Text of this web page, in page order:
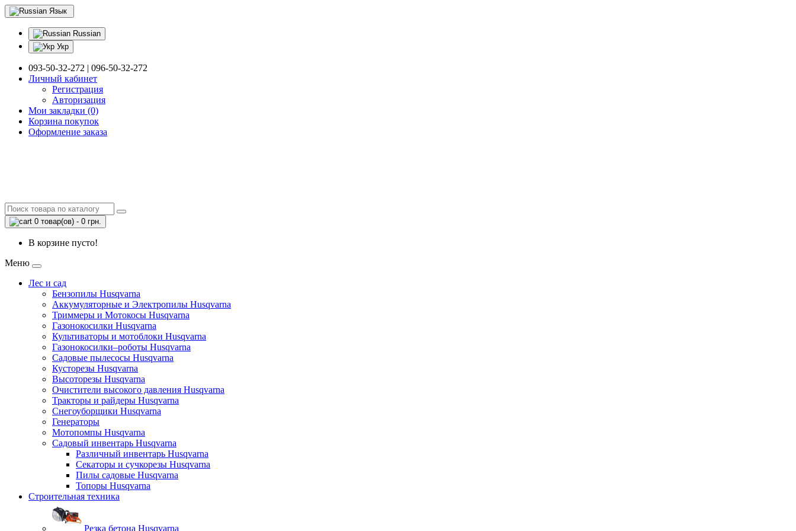
Язык
Russian
Укр
093-50-32-272 | 096-50-32-272
Личный кабинет
Регистрация
Авторизация
Мои закладки (0)
Корзина покупок
Оформление заказа
0 товар(ов) - 0 грн.
В корзине пусто!
Меню
Лес и сад
Бензопилы Husqvarna
Аккумуляторные и Электропилы Нusqvarna
Триммеры и Мотокосы Нusqvarna
Газонокосилки Husqvarna
Культиваторы и мотоблоки Husqvarna
Газонокосилки–роботы Husqvarna
Садовые пылесосы Husqvarna
Кусторезы Husqvarna
Высоторезы Husqvarna
Очистители высокого давления Husqvarna
Тракторы и райдеры Husqvarna
Снегоуборщики Husqvarna
Генераторы
Мотопомпы Husqvarna
Садовый инвентарь Husqvarna
Различный инвентарь Husqvarna
Секаторы и сучкорезы Husqvarna
Пилы садовые Husqvarna
Топоры Husqvarna
Строительная техника
Резка бетона Husqvarna